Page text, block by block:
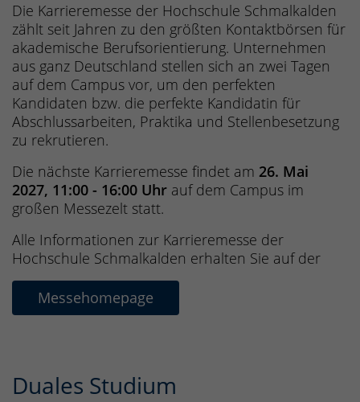
Die Karrieremesse der Hochschule Schmalkalden
zählt seit Jahren zu den größten Kontaktbörsen für
akademische Berufsorientierung. Unternehmen
aus ganz Deutschland stellen sich an zwei Tagen
auf dem Campus vor, um den perfekten
Kandidaten bzw. die perfekte Kandidatin für
Abschlussarbeiten, Praktika und Stellenbesetzung
zu rekrutieren.
Die nächste Karrieremesse findet am 26. Mai
2027, 11:00 - 16:00 Uhr auf dem Campus im
großen Messezelt statt.
Alle Informationen zur Karrieremesse der
Hochschule Schmalkalden erhalten Sie auf der
Messehomepage
Duales Studium